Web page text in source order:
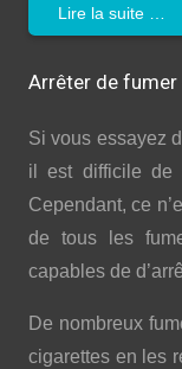
Lire la suite …
Arrêter de fumer
Si vous essayez
il est difficile de
Cependant, ce
de tous les
capables de
De nombreux
cigarettes en les